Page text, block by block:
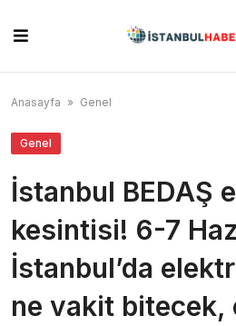
content
Anasayfa » Genel
Genel
İstanbul BEDAŞ
kesintisi! 6-7
İstanbul’da
ne vakit bitecek,